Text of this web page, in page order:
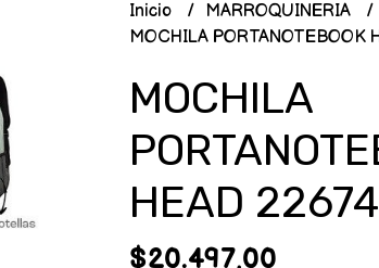
Inicio
MARROQUINERIA
MOCHILA PORTANOTEBOOK
MOCHILA
HEAD 22674
$20.497,00